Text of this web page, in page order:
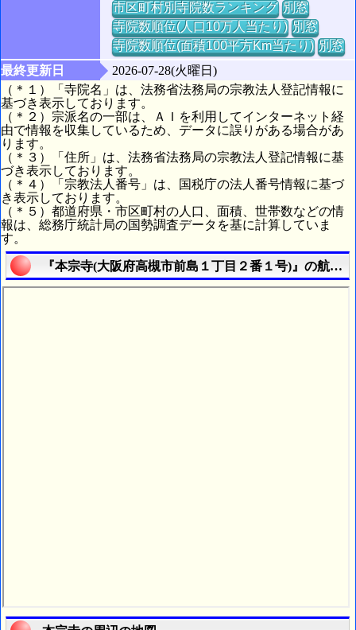
市区町村別寺院数ランキング 別窓
寺院数順位(人口10万人当たり) 別窓
寺院数順位(面積100平方Km当たり) 別窓
最終更新日
2026-07-28(火曜日)
（＊１）「寺院名」は、法務省法務局の宗教法人登記情報に
基づき表示しております。
（＊２）宗派名の一部は、ＡＩを利用してインターネット経
由で情報を収集しているため、データに誤りがある場合があ
ります。
（＊３）「住所」は、法務省法務局の宗教法人登記情報に基
づき表示しております。
（＊４）「宗教法人番号」は、国税庁の法人番号情報に基づ
き表示しております。
（＊５）都道府県・市区町村の人口、面積、世帯数などの情
報は、総務庁統計局の国勢調査データを基に計算していま
す。
『本宗寺(大阪府高槻市前島１丁目２番１号)』の航空